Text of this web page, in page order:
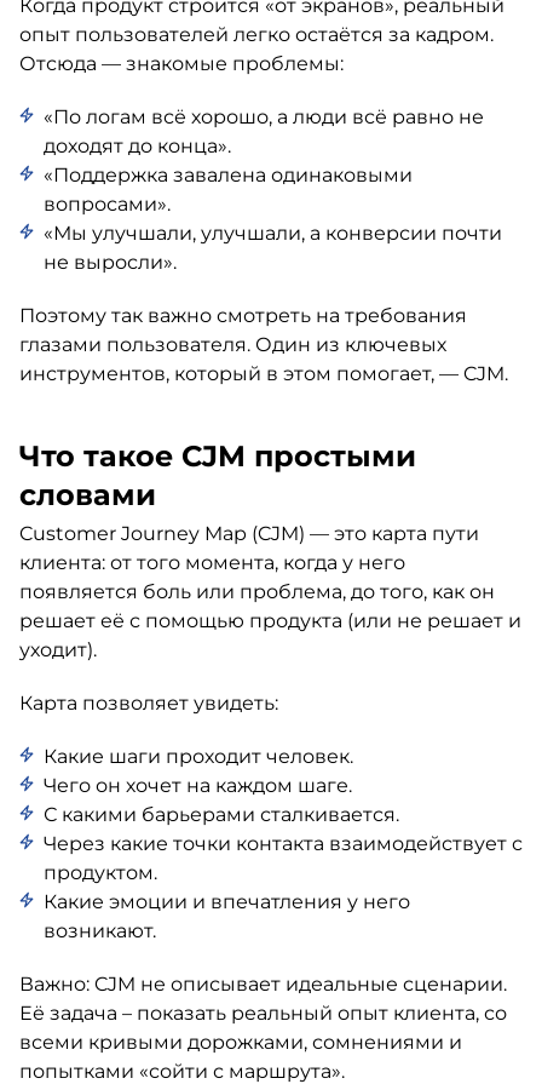
Когда продукт строится «от экранов», реальный
опыт пользователей легко остаётся за кадром.
Отсюда — знакомые проблемы:
«По логам всё хорошо, а люди всё равно не
доходят до конца».
«Поддержка завалена одинаковыми
вопросами».
«Мы улучшали, улучшали, а конверсии почти
не выросли».
Поэтому так важно смотреть на требования
глазами пользователя. Один из ключевых
инструментов, который в этом помогает, — CJM.
Что такое CJM простыми
словами
Customer Journey Map (CJM) — это карта пути
клиента: от того момента, когда у него
появляется боль или проблема, до того, как он
решает её с помощью продукта (или не решает и
уходит).
Карта позволяет увидеть:
Какие шаги проходит человек.
Чего он хочет на каждом шаге.
С какими барьерами сталкивается.
Через какие точки контакта взаимодействует с
продуктом.
Какие эмоции и впечатления у него
возникают.
Важно: CJM не описывает идеальные сценарии.
Её задача – показать реальный опыт клиента, со
всеми кривыми дорожками, сомнениями и
попытками «сойти с маршрута».